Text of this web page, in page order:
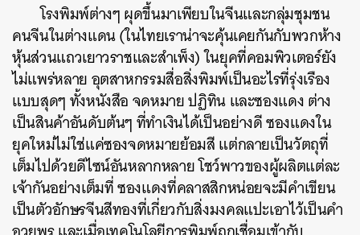
โรงพิมพ์ต่างๆ ผุดขึ้นมาเพียบในจีนและกลุ่มชุมชน
คนจีนในต่างแดน (ในไทยเราน่าจะคุ้นเคยกันกับพวกห้าง
หุ้นส่วนแถวเยาวราชและสำเพ็ง) ในยุคที่คอมพิวเตอร์ยัง
ไม่แพร่หลาย อุตสาหกรรมสื่อสิ่งพิมพ์เป็นอะไรที่รุ่งเรือง
แบบสุดๆ ทั้งหนังสือ จดหมาย ปฏิทิน และซองแดง ต่าง
เป็นสินค้าอันดับต้นๆ ที่ทำเงินได้เป็นอย่างดี ซองแดงใน
ยุคใหม่ไม่ใช่แค่ซองจดหมายย้อมสี แต่กลายเป็นวัตถุที่
เต็มไปด้วยดีไซน์อันหลากหลาย โชว์พาวของผู้ผลิตแต่ละ
เจ้ากันอย่างเต็มที่ ซองแดงที่คลาสสิกหน่อยจะมีคำเขียน
เป็นตัวอักษรจีนสีทองที่เกี่ยวกับสิ่งมงคลแปะเอาไว้เป็นคำ